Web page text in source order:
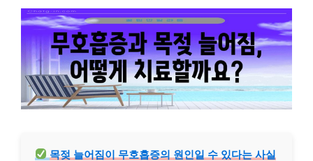
목젖 늘어짐이 무호흡증의 원인일 수 있다는 사실